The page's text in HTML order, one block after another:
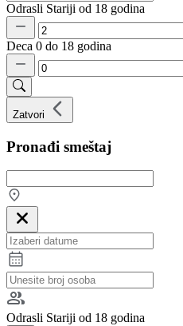
Odrasli Stariji od 18 godina
Deca 0 do 18 godina
Zatvori
Pronađi smeštaj
Odrasli Stariji od 18 godina